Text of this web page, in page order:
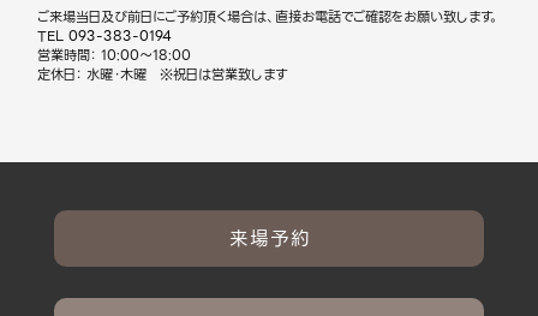
ご来場当日及び前日にご予約頂く場合は、直接お電話でご確認をお願い致します。
TEL093-383-0194
営業時間： 10:00～18:00
定休日： 水曜・木曜 ※祝日は営業致します
来場予約